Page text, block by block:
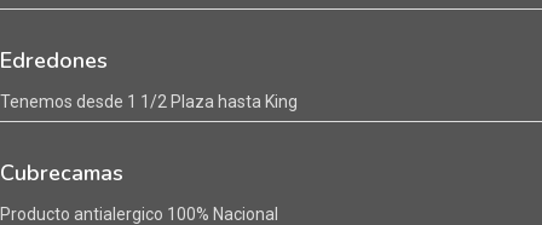
Edredones
Tenemos desde 1 1/2 Plaza hasta King
Cubrecamas
Producto antialergico 100% Nacional